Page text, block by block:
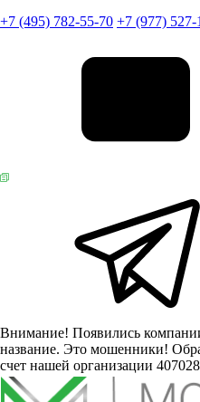
+7 (495) 782-55-70 +7 (977) 527-
Внимание! Появились
название. Это мошенники!
счет нашей организации